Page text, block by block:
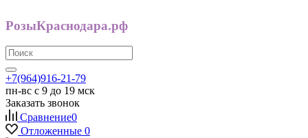
РозыКраснодара.рф
+7(964)916-21-79
пн-вс с 9 до 19 мск
Заказать звонок
Сравнение0
Отложенные 0